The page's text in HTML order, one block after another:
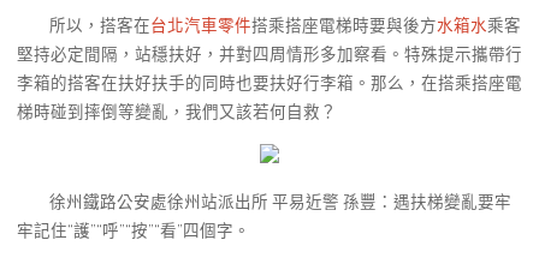
所以，搭客在台北汽車零件搭乘搭座電梯時要與後方水箱水乘客
堅持必定間隔，站穩扶好，并對四周情形多加察看。特殊提示攜帶行
李箱的搭客在扶好扶手的同時也要扶好行李箱。那么，在搭乘搭座電
梯時碰到摔倒等變亂，我們又該若何自救？
徐州鐵路公安處徐州站派出所 平易近警 孫豐：遇扶梯變亂要牢
牢記住“護”“呼”“按”“看”四個字。